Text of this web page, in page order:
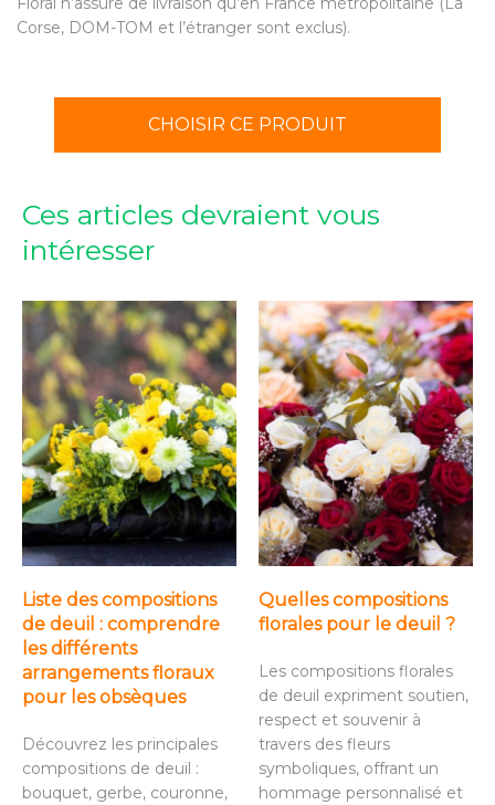
Corse, DOM-TOM et l’étranger sont exclus).
CHOISIR CE PRODUIT
Ces articles devraient vous
intéresser
Liste des compositions
de deuil : comprendre
les différents
arrangements floraux
pour les obsèques
Découvrez les principales
compositions de deuil :
bouquet, gerbe, couronne,
Quelles compositions
florales pour le deuil ?
Les compositions florales
de deuil expriment soutien,
respect et souvenir à
travers des fleurs
symboliques, offrant un
hommage personnalisé et